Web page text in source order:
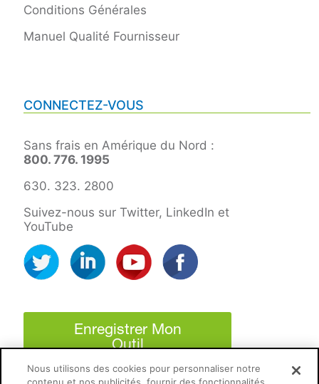
Conditions Générales
Manuel Qualité Fournisseur
CONNECTEZ-VOUS
Sans frais en Amérique du Nord :
800. 776. 1995
630. 323. 2800
Suivez-nous sur Twitter, LinkedIn et
YouTube
Enregistrer Mon
Outil
Nous utilisons des cookies pour personnaliser notre